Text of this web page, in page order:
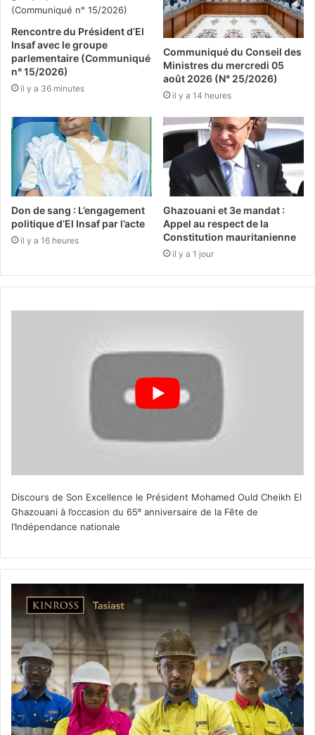
Rencontre du Président d’El
Insaf avec le groupe
parlementaire (Communiqué
n° 15/2026)
il y a 36 minutes
Communiqué du Conseil des
Ministres du mercredi 05
août 2026 (N° 25/2026)
il y a 14 heures
Don de sang : L’engagement
politique d’El Insaf par l’acte
il y a 16 heures
Ghazouani et 3e mandat :
Appel au respect de la
Constitution mauritanienne
il y a 1 jour
Discours de Son Excellence le Président Mohamed Ould Cheikh El
Ghazouani à l’occasion du 65ᵉ anniversaire de la Fête de
l’Indépendance nationale